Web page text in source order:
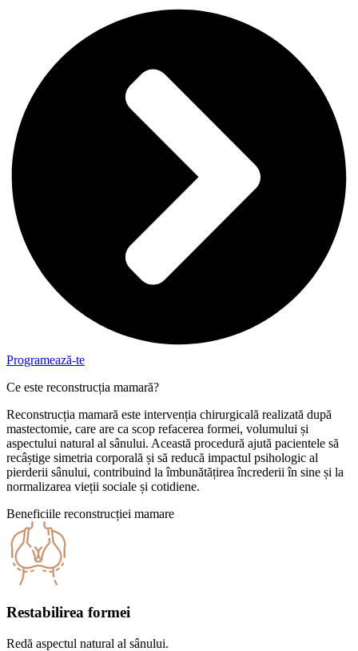
Programează-te
Ce este reconstrucția mamară?
Reconstrucția mamară este intervenția chirurgicală realizată după
mastectomie, care are ca scop refacerea formei, volumului și
aspectului natural al sânului. Această procedură ajută pacientele să
recâștige simetria corporală și să reducă impactul psihologic al
pierderii sânului, contribuind la îmbunătățirea încrederii în sine și la
normalizarea vieții sociale și cotidiene.
Beneficiile reconstrucției mamare
Restabilirea formei
Redă aspectul natural al sânului.